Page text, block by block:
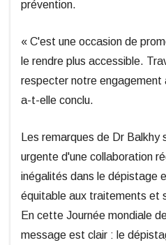
prévention.
« C'est une occasion de
le rendre plus accessible.
respecter notre
a-t-elle conclu.
Les remarques de Dr Balkhy
urgente d'une collaboration
inégalités dans le dépistage
équitable aux traitements et
En cette Journée mondiale
message est clair : le